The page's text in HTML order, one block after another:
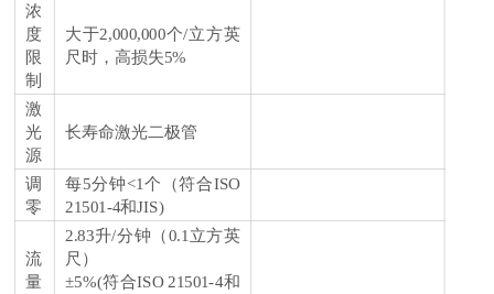
浓
度
限
制
大于2,000,000个/立方英
尺时，高损失5%
激
光
源
长寿命激光二极管
调
零
每5分钟<1个（符合ISO
21501-4和JIS)
流
量
2.83升/分钟（0.1立方英
尺）
±5%(符合ISO 21501-4和